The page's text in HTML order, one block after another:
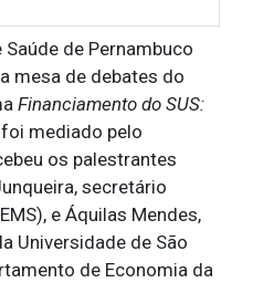
de Pernambuco
mesa de debates do
Financiamento do SUS:
mediado pelo
os palestrantes
secretário
e Áquilas Mendes,
Universidade de São
de Economia da